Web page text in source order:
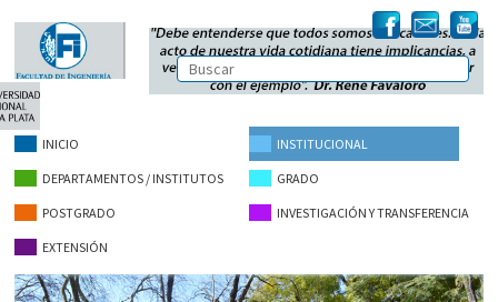
INICIO INSTITUCIONAL
DEPARTAMENTOS / INSTITUTOS GRADO
POSTGRADO INVESTIGACIÓN Y TRANSFERENCIA
EXTENSIÓN